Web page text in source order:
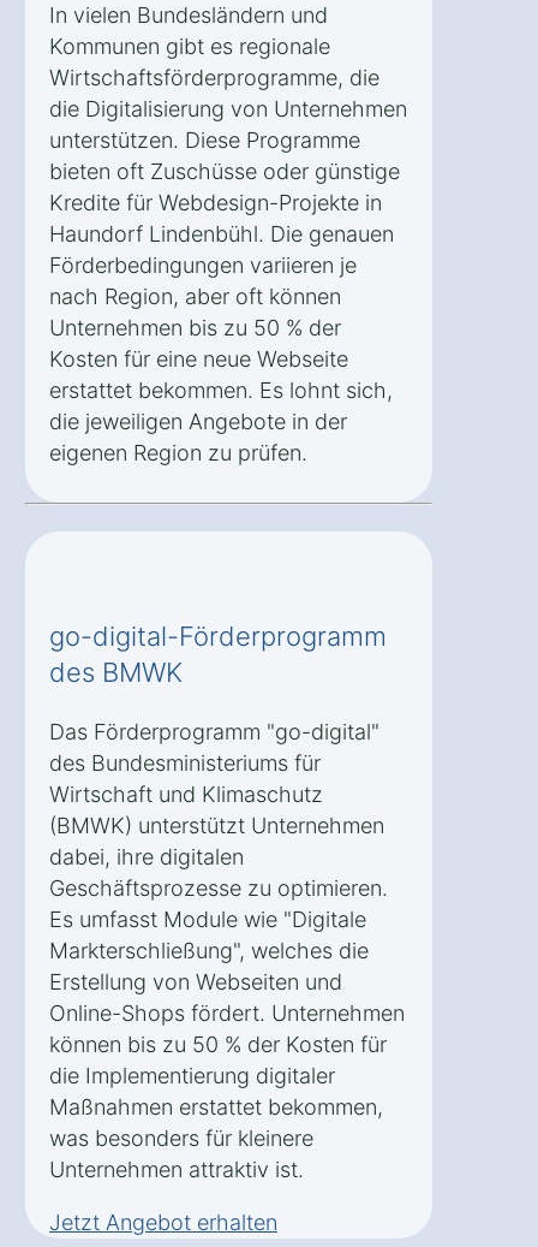
In vielen Bundesländern und
Kommunen gibt es regionale
Wirtschaftsförderprogramme, die
die Digitalisierung von Unternehmen
unterstützen. Diese Programme
bieten oft Zuschüsse oder günstige
Kredite für Webdesign-Projekte in
Haundorf Lindenbühl. Die genauen
Förderbedingungen variieren je
nach Region, aber oft können
Unternehmen bis zu 50 % der
Kosten für eine neue Webseite
erstattet bekommen. Es lohnt sich,
die jeweiligen Angebote in der
eigenen Region zu prüfen.
go-digital-Förderprogramm
des BMWK
Das Förderprogramm "go-digital"
des Bundesministeriums für
Wirtschaft und Klimaschutz
(BMWK) unterstützt Unternehmen
dabei, ihre digitalen
Geschäftsprozesse zu optimieren.
Es umfasst Module wie "Digitale
Markterschließung", welches die
Erstellung von Webseiten und
Online-Shops fördert. Unternehmen
können bis zu 50 % der Kosten für
die Implementierung digitaler
Maßnahmen erstattet bekommen,
was besonders für kleinere
Unternehmen attraktiv ist.
Jetzt Angebot erhalten